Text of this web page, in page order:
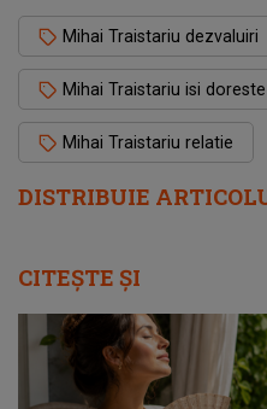
DISTRIBUIE
Mihai Traistariu dezvaluiri
Mihai Traistariu isi
Mihai Traistariu relatie
CITEȘTE ȘI